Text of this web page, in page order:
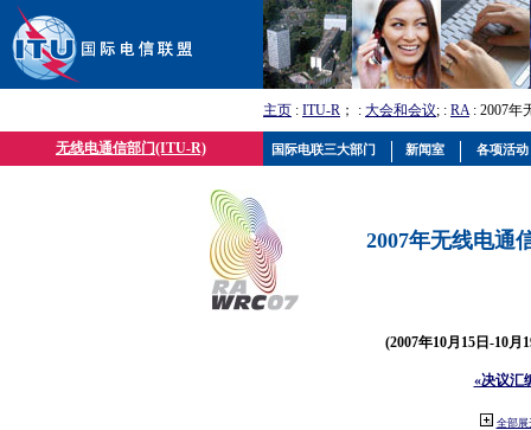
主页 : ITU-R ； : 大会和会议; : RA: 2007年
无线电通信部门(ITU-R)
2007年无线电通
(2007年10月15日-10月
«决议汇
全部展
国际电联三大部门 新闻室 各项活动